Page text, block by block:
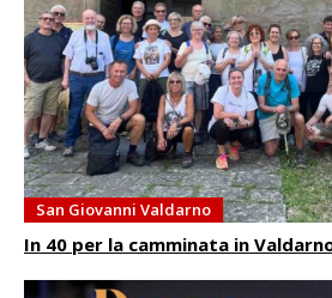
San Giovanni Valdarno
In 40 per la camminata in